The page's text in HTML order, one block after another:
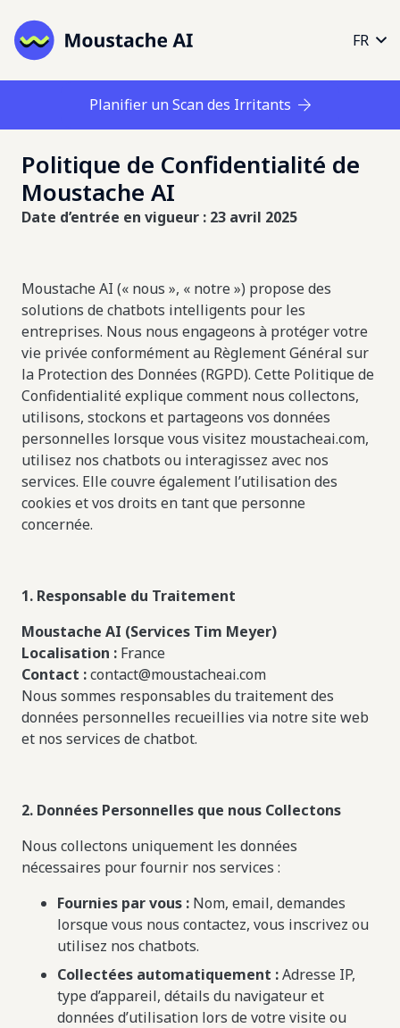
FR
Planifier un Scan des Irritants
Politique de Confidentialité de
Moustache AI
Date d’entrée en vigueur : 23 avril 2025
Moustache AI (« nous », « notre ») propose des
solutions de chatbots intelligents pour les
entreprises. Nous nous engageons à protéger votre
vie privée conformément au Règlement Général sur
la Protection des Données (RGPD). Cette Politique de
Confidentialité explique comment nous collectons,
utilisons, stockons et partageons vos données
personnelles lorsque vous visitez moustacheai.com,
utilisez nos chatbots ou interagissez avec nos
services. Elle couvre également l’utilisation des
cookies et vos droits en tant que personne
concernée.
1. Responsable du Traitement
Moustache AI (Services Tim Meyer)
Localisation : France
Contact :contact@moustacheai.com
Nous sommes responsables du traitement des
données personnelles recueillies via notre site web
et nos services de chatbot.
2. Données Personnelles que nous Collectons
Nous collectons uniquement les données
nécessaires pour fournir nos services :
Fournies par vous : Nom, email, demandes
lorsque vous nous contactez, vous inscrivez ou
utilisez nos chatbots.
Collectées automatiquement :Adresse IP,
type d’appareil, détails du navigateur et
données d’utilisation lors de votre visite ou